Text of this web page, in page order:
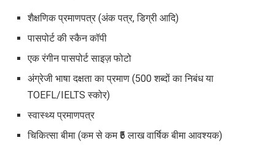
शैक्षणिक प्रमाणपत्र (अंक पत्र, डिग्री आदि)
पासपोर्ट की स्कैन कॉपी
एक रंगीन पासपोर्ट साइज़ फोटो
अंग्रेजी भाषा दक्षता का प्रमाण (500 शब्दों का निबंध या
TOEFL/IELTS स्कोर)
स्वास्थ्य प्रमाणपत्र
चिकित्सा बीमा (कम से कम ₹5 लाख वार्षिक बीमा आवश्यक)